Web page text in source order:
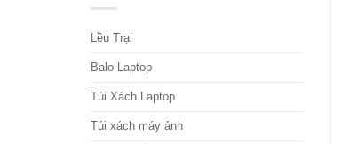
Lều Trại
Balo Laptop
Túi Xách Laptop
Túi xách máy ảnh